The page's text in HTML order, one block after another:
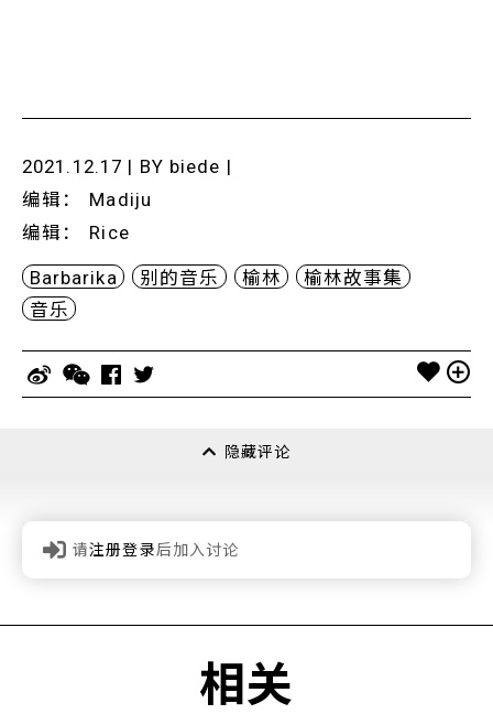
2021.12.17 | BY biede |
编辑 ：
Madiju
编辑 ： Rice
Barbarika 别的音乐 榆林
榆林故事集
音乐
隐藏评论
请注册登录后加入讨论
相关